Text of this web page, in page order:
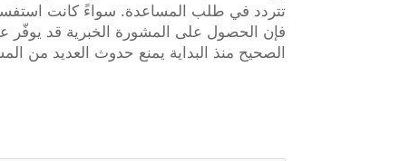
تتردد في طلب المساعدة. سواءً كانت
فإن الحصول على المشورة الخبرية قد يوفّر
الصحيح منذ البداية يمنع حدوث العديد من